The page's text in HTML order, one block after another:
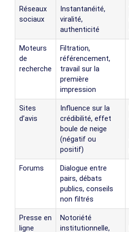
Réseaux
sociaux
Instantanéité,
viralité,
authenticité
Moteurs
de
recherche
Filtration,
référencement,
travail sur la
première
impression
Sites
d’avis
Influence sur la
crédibilité, effet
boule de neige
(négatif ou
positif)
Forums
Dialogue entre
pairs, débats
publics, conseils
non filtrés
Presse en
ligne
Notoriété
institutionnelle,